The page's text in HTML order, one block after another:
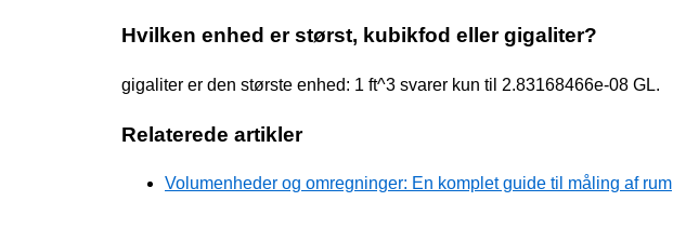
Hvilken enhed er størst, kubikfod eller gigaliter?
gigaliter er den største enhed: 1 ft^3 svarer kun til 2.83168466e-08 GL.
Relaterede artikler
Volumenheder og omregninger: En komplet guide til måling af rum